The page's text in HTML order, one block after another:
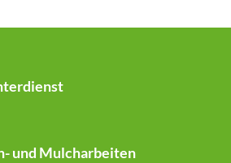
und Mulcharbeiten